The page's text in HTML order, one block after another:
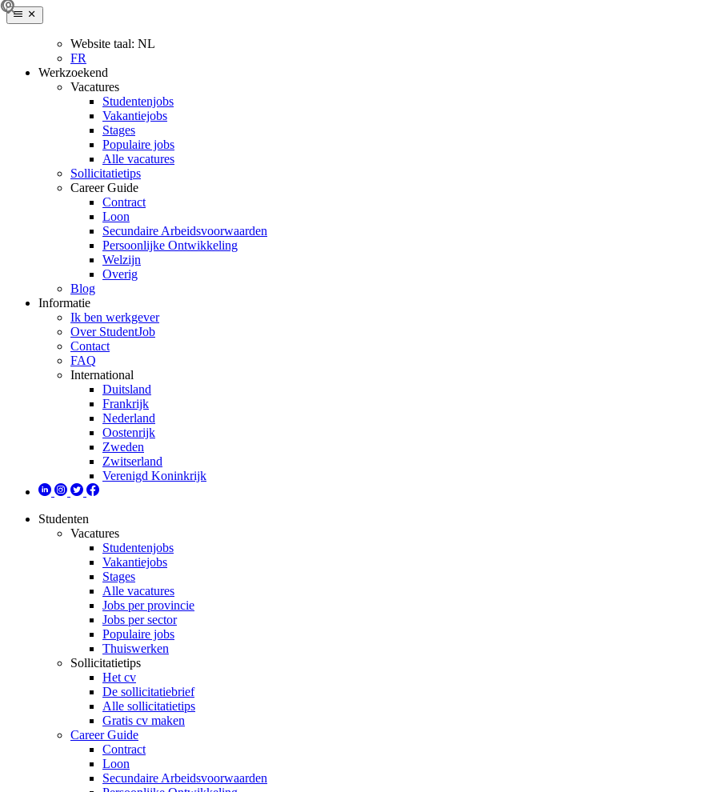
Website taal: NL
FR
Werkzoekend
Vacatures
Studentenjobs
Vakantiejobs
Stages
Populaire jobs
Alle vacatures
Sollicitatietips
Career Guide
Contract
Loon
Secundaire Arbeidsvoorwaarden
Persoonlijke Ontwikkeling
Welzijn
Overig
Blog
Informatie
Ik ben werkgever
Over StudentJob
Contact
FAQ
International
Duitsland
Frankrijk
Nederland
Oostenrijk
Zweden
Zwitserland
Verenigd Koninkrijk
Studenten
Vacatures
Studentenjobs
Vakantiejobs
Stages
Alle vacatures
Jobs per provincie
Jobs per sector
Populaire jobs
Thuiswerken
Sollicitatietips
Het cv
De sollicitatiebrief
Alle sollicitatietips
Gratis cv maken
Career Guide
Contract
Loon
Secundaire Arbeidsvoorwaarden